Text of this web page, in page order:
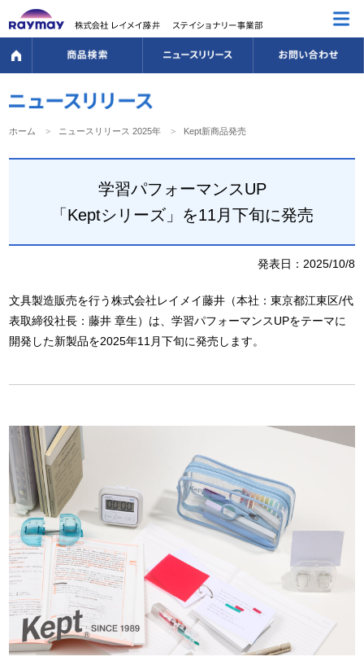
ホーム ニュースリリース 2025年 Kept新商品発売
学習パフォーマンスUP
「Keptシリーズ」を11月下旬に発売
発表日：2025/10/8
文具製造販売を行う株式会社レイメイ藤井（本社：東京都江東区/代
表取締役社長：藤井 章生）は、学習パフォーマンスUPをテーマに
開発した新製品を2025年11月下旬に発売します。